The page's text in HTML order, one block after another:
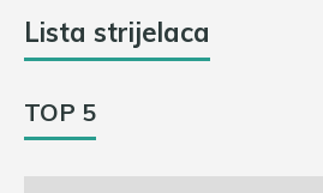
Lista strijelaca
TOP 5